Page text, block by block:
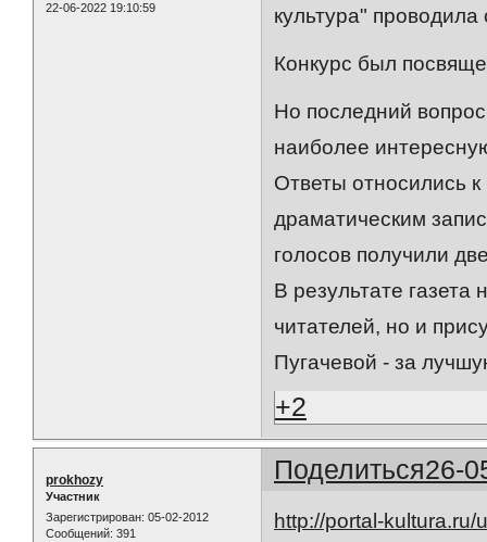
22-06-2022 19:10:59
культура"
Конкурс был
Но последний
наиболее
Ответы относились
драматическим
голосов получили
В результате
читателей, но и
Пугачевой - за
+2
Поделиться26-
prokhozy
Участник
Зарегистрирован: 05-02-2012
Сообщений: 391
http://portal-